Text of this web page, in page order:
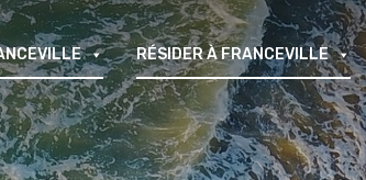
RÉSIDER À FRANCEVILLE